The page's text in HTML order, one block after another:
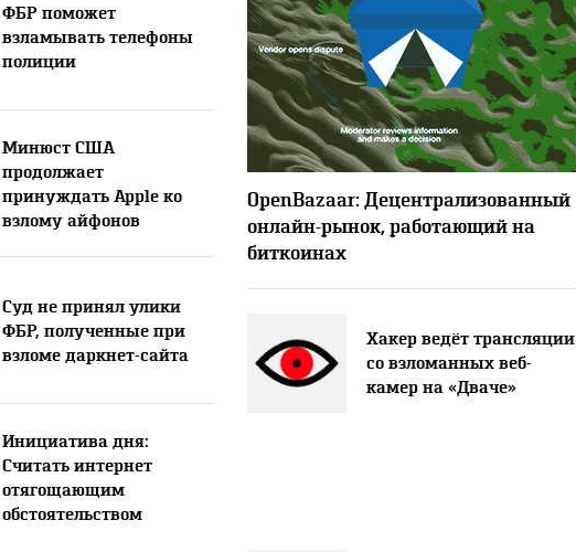
ФБР поможет
взламывать телефоны
полиции
Минюст США
продолжает
принуждать Apple ко
взлому айфонов
Суд не принял улики
ФБР, полученные при
взломе даркнет-сайта
Инициатива дня:
Считать интернет
отягощающим
обстоятельством
OpenBazaar: Децентрализованный
онлайн-рынок, работающий на
биткоинах
Хакер ведёт трансляции
со взломанных веб-
камер на «Дваче»